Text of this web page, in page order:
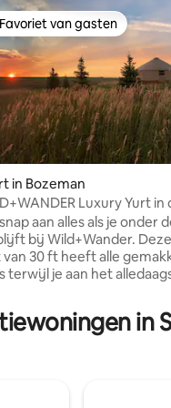
van 4,99 op 5, 188
van gasten
Favoriet van gasten
in Bozeman
Luxury Yurt
Montana
aan alles als je onder
bij Wild+Wander.
30 ft heeft alle
terwijl je aan het
voor koppels
een complete keuken,
in